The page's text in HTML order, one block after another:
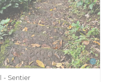
- Sentier